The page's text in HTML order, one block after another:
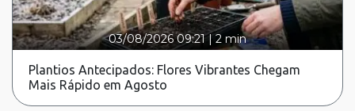
03/08/2026 09:21|2 min
Plantios Antecipados: Flores Vibrantes Chegam
Mais Rápido em Agosto